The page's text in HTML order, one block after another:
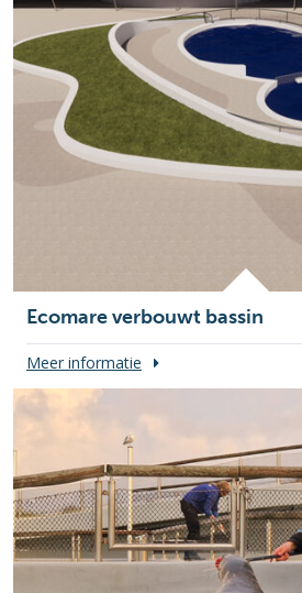
Ecomare verbouwt bassin
Meer informatie